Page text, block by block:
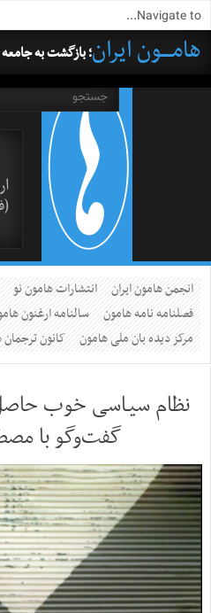
هامــــون ایران؛ بازگشت به
انجمن هامون ایران انتشارات هامون نو
فصلنامه نامه هامون
سالنامه ارغنون
مرکز دیده بان ملی هامون
کانون
نظام سیـاسی خوب
گفت‌وگو با